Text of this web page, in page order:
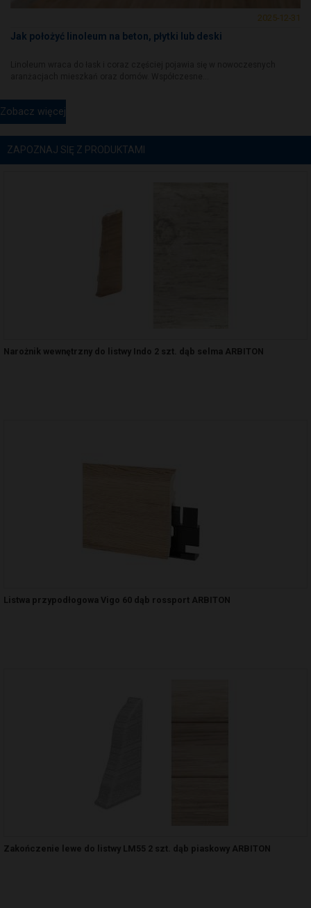
2025-12-31
Jak położyć linoleum na beton, płytki lub deski
Zobacz więcej
ZAPOZNAJ SIĘ Z PRODUKTAMI
Narożnik wewnętrzny do listwy Indo 2 szt. dąb selma ARBITON
Listwa przypodłogowa Vigo 60 dąb rossport ARBITON
Zakończenie lewe do listwy LM55 2 szt. dąb piaskowy ARBITON